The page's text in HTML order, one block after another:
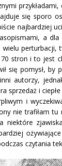
się sporo
najbardziej
a
wielu perturbacji,
stron i to jest
się pomysł, by
autorzy,
sprzedaż i
i
nie trafiłam
niektóre
czytania